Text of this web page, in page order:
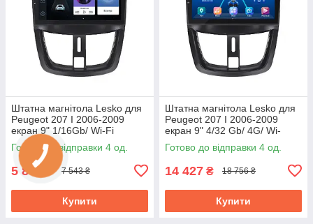
Штатна магнітола Lesko для
Peugeot 207 I 2006-2009
екран 9" 1/16Gb/ Wi-Fi
Optima GPS Android Пожо
Готово до відправки 4 од.
5 802 ₴ 7 543 ₴
Купити
Штатна магнітола Lesko для
Peugeot 207 I 2006-2009
екран 9" 4/32 Gb/ 4G/ Wi-
Fi/CarPlay Top GPS Android
Готово до відправки 4 од.
14 427 ₴ 18 756 ₴
Купити